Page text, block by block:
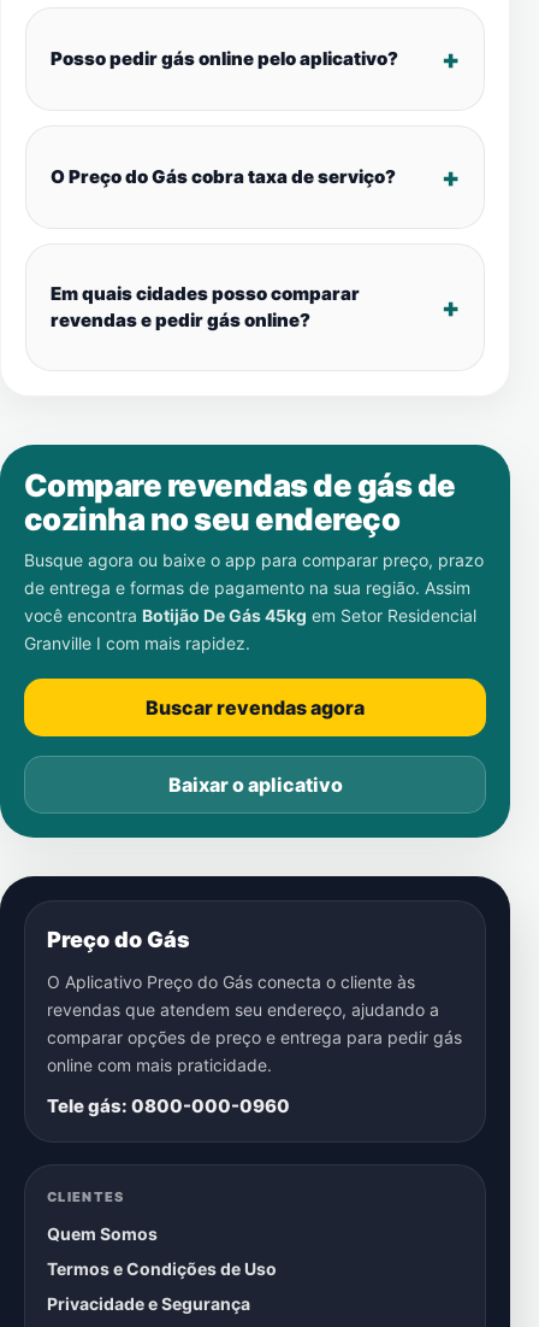
Posso pedir gás online pelo aplicativo?
O Preço do Gás cobra taxa de serviço?
Em quais cidades posso comparar
revendas e pedir gás online?
Compare revendas de gás de
cozinha no seu endereço
Busque agora ou baixe o app para comparar preço, prazo
de entrega e formas de pagamento na sua região. Assim
você encontra Botijão De Gás 45kg em Setor Residencial
Granville I com mais rapidez.
Buscar revendas agora
Baixar o aplicativo
Preço do Gás
O Aplicativo Preço do Gás conecta o cliente às
revendas que atendem seu endereço, ajudando a
comparar opções de preço e entrega para pedir gás
online com mais praticidade.
Tele gás: 0800-000-0960
CLIENTES
Quem Somos
Termos e Condições de Uso
Privacidade e Segurança